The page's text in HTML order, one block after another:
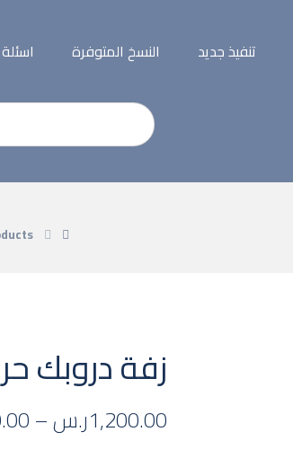
تنفيذ جديد النسخ المتوفرة اسئلة
زفة دروبك
1,200.00ر.س–